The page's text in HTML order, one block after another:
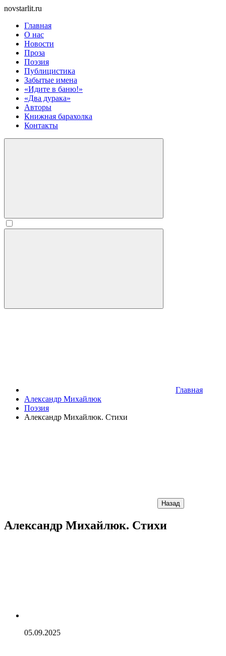
novstarlit.ru
Главная
О нас
Новости
Проза
Поэзия
Публицистика
Забытые имена
«Идите в баню!»
«Два дурака»
Авторы
Книжная барахолка
Контакты
Главная
Александр Михайлюк
Поэзия
Александр Михайлюк. Стихи
Назад
Александр Михайлюк. Стихи
05.09.2025